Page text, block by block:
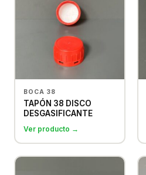
BOCA 38
TAPÓN 38 DISCO
DESGASIFICANTE
Ver producto →